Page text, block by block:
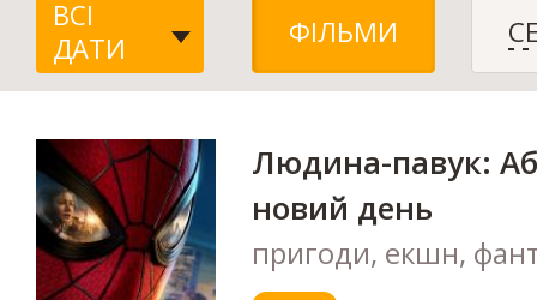
ВСІ
ДАТИ
ФІЛЬМИ
Людина-павук:
новий день
пригоди, екшн,